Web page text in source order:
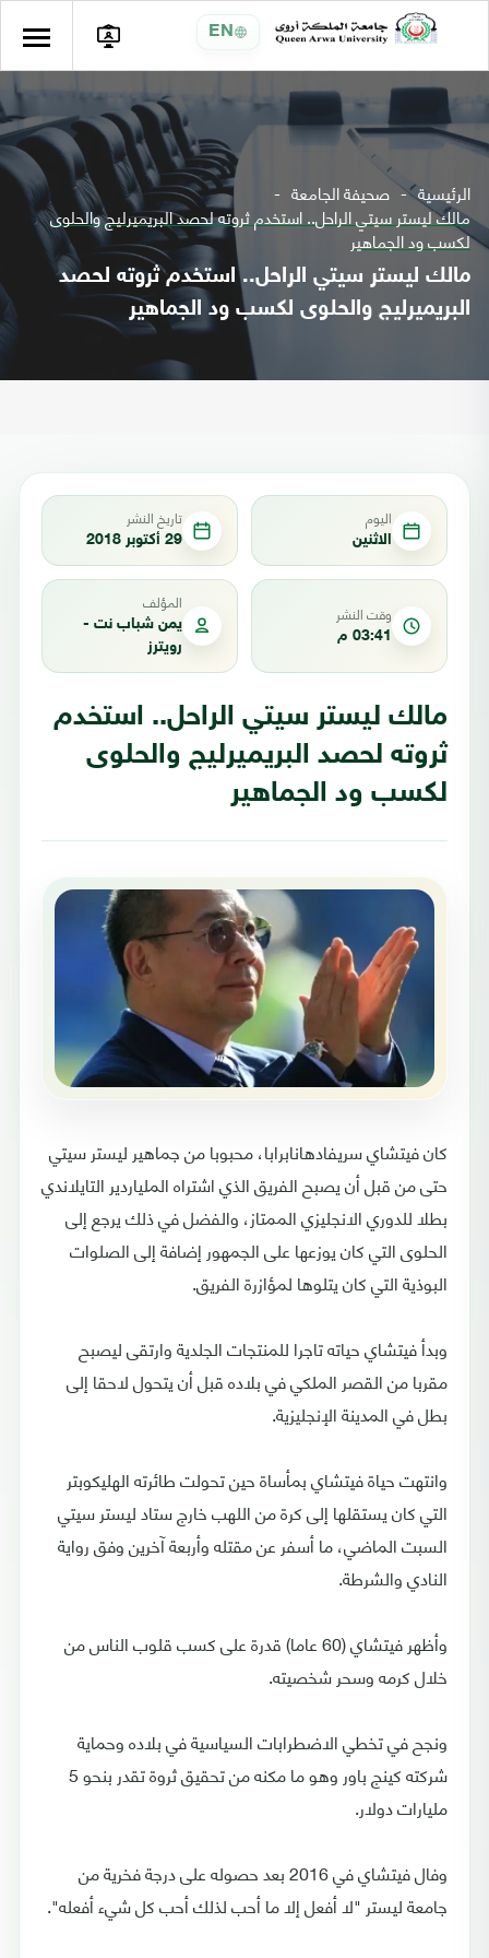
EN
الرئيسية صحيفة الجامعة
مالك ليستر سيتي الراحل.. استخدم ثروته لحصد البريميرليج والحلوى
لكسب ود الجماهير
مالك ليستر سيتي الراحل.. استخدم ثروته لحصد
البريميرليج والحلوى لكسب ود الجماهير
اليوم
الاثنين
تاريخ النشر
29 أكتوبر 2018
وقت النشر
03:41 م
المؤلف
يمن شباب نت -
رويترز
مالك ليستر سيتي الراحل.. استخدم
ثروته لحصد البريميرليج والحلوى
لكسب ود الجماهير
كان فيتشاي سريفادهانابرابا، محبوبا من جماهير ليستر سيتي
حتى من قبل أن يصبح الفريق الذي اشتراه الملياردير التايلاندي
بطلا للدوري الانجليزي الممتاز، والفضل في ذلك يرجع إلى
الحلوى التي كان يوزعها على الجمهور إضافة إلى الصلوات
البوذية التي كان يتلوها لمؤازرة الفريق.
وبدأ فيتشاي حياته تاجرا للمنتجات الجلدية وارتقى ليصبح
مقربا من القصر الملكي في بلاده قبل أن يتحول لاحقا إلى
بطل في المدينة الإنجليزية.
وانتهت حياة فيتشاي بمأساة حين تحولت طائرته الهليكوبتر
التي كان يستقلها إلى كرة من اللهب خارج ستاد ليستر سيتي
السبت الماضي، ما أسفر عن مقتله وأربعة آخرين وفق رواية
النادي والشرطة.
وأظهر فيتشاي (60 عاما) قدرة على كسب قلوب الناس من
خلال كرمه وسحر شخصيته.
ونجح في تخطي الاضطرابات السياسية في بلاده وحماية
شركته كينج باور وهو ما مكنه من تحقيق ثروة تقدر بنحو 5
مليارات دولار.
وفال فيتشاي في 2016 بعد حصوله على درجة فخرية من
جامعة ليستر "لا أفعل إلا ما أحب لذلك أحب كل شيء أفعله".